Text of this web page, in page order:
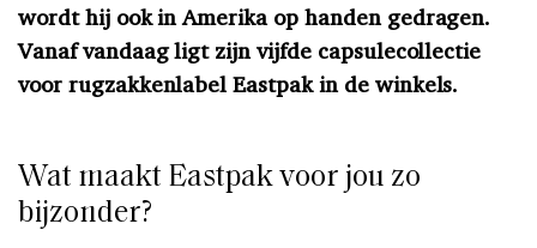
wordt hij ook in Amerika op handen gedragen.
Vanaf vandaag ligt zijn vijfde capsulecollectie
voor rugzakkenlabel Eastpak in de winkels.
Wat maakt Eastpak voor jou zo
bijzonder?